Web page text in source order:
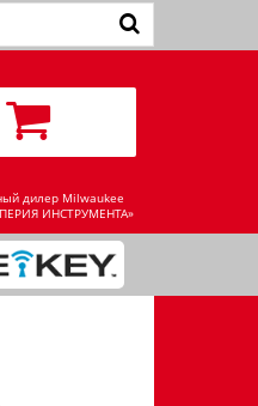
дилер Milwaukee
ИНСТРУМЕНТА»